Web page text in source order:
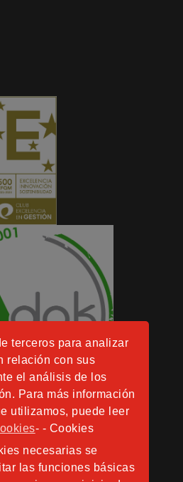
terceros para analizar
relación con sus
el análisis de los
Para más información
utilizamos, puede leer
- - Cookies
necesarias se
las funciones básicas